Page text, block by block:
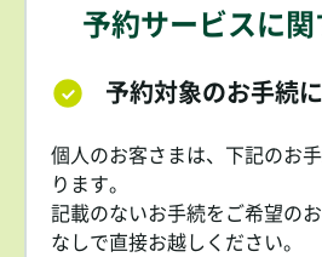
予約サービスに
予約対象のお手続
個人のお客さまは、下記のお
ります。
記載のないお手続をご希望の
なしで直接お越しください。